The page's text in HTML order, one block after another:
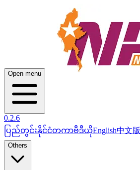
Open menu
0.2.6
ပြည်တွင်းနိုင်ငံတကာဗီဒီယိုEnglish中文版
Others